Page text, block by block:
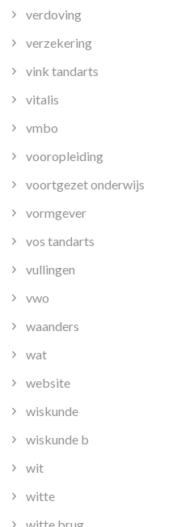
verdoving
verzekering
vink tandarts
vitalis
vmbo
vooropleiding
voortgezet onderwijs
vormgever
vos tandarts
vullingen
vwo
waanders
wat
website
wiskunde
wiskunde b
wit
witte
witte brug